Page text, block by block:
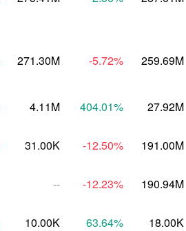
271.30M -5.72% 259.69M
4.11M 404.01% 27.92M
31.00K -12.50% 191.00M
-- -12.23% 190.94M
10.00K 63.64% 18.00K